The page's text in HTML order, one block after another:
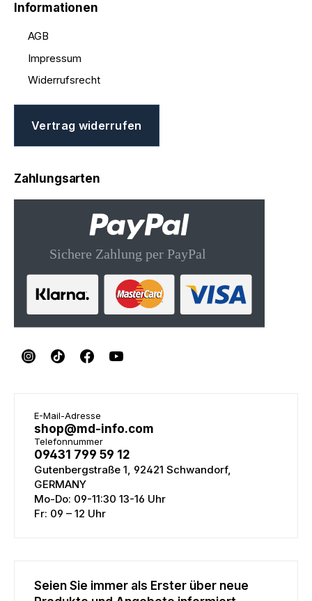
Informationen
AGB
Impressum
Widerrufsrecht
Vertrag widerrufen
Zahlungsarten
E-Mail-Adresse
shop@md-info.com
Telefonnummer
09431 799 59 12
Gutenbergstraße 1, 92421 Schwandorf,
GERMANY
Mo-Do: 09-11:30 13-16 Uhr
Fr: 09 – 12 Uhr
Seien Sie immer als Erster über neue